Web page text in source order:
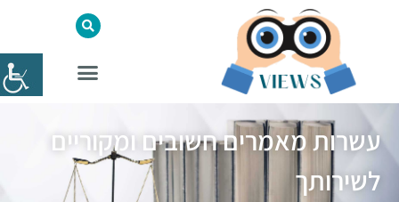
עשרות מאמרים חשובים ומקוריים
לשירותך